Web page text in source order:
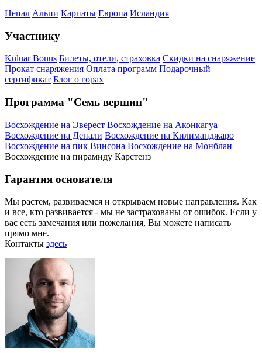
Непал Альпи Карпаты Европа Исландия
Участнику
Kuluar Bonus Билеты, отели, страховка Скидки на снаряжение
Прокат снаряжения Оплата программ Подарочный
сертификат Блог о горах
Программа "Семь вершин"
Восхождение на Эверест Восхождение на Аконкагуа
Восхождение на Денали Восхождение на Килиманджаро
Восхождение на пик Винсона Восхождение на Монблан
Восхождение на пирамиду Карстенз
Гарантия основателя
Мы растем, развиваемся и открываем новые направления. Как
и все, кто развивается - мы не застрахованы от ошибок. Если у
вас есть замечания или пожелания, Вы можете написать
прямо мне.
Контакты здесь